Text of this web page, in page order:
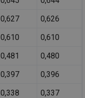
0,627
0,626
0,610
0,610
0,481
0,480
0,397
0,396
0,338
0,337